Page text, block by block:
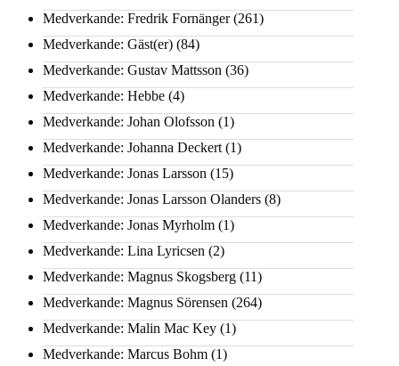
Medverkande: Fredrik Fornänger(261)
Medverkande: Gäst(er) (84)
Medverkande: Gustav Mattsson (36)
Medverkande: Hebbe (4)
Medverkande: Johan Olofsson (1)
Medverkande: Johanna Deckert (1)
Medverkande: Jonas Larsson (15)
Medverkande: Jonas Larsson Olanders (8)
Medverkande: Jonas Myrholm (1)
Medverkande: Lina Lyricsen (2)
Medverkande: Magnus Skogsberg (11)
Medverkande: Magnus Sörensen (264)
Medverkande: Malin Mac Key (1)
Medverkande: Marcus Bohm (1)